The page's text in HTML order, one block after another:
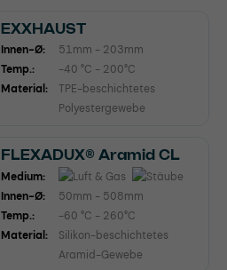
EXXHAUST
Innen-Ø:
51mm - 203mm
Temp.:
-40 °C - 200°C
Material:
TPE-beschichtetes
Polyestergewebe
FLEXADUX® Aramid CL
Medium:
Innen-Ø:
50mm - 508mm
Temp.:
-60 °C - 260°C
Material:
Silikon-beschichtetes
Aramid-Gewebe